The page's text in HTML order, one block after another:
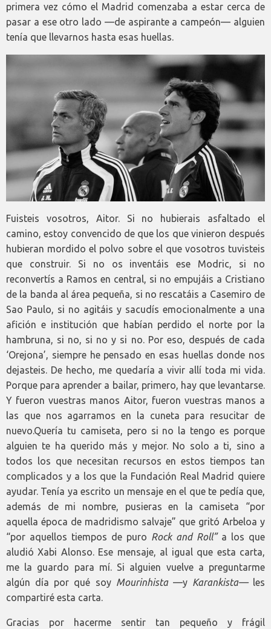
primera vez cómo el Madrid comenzaba a estar cerca de
pasar a ese otro lado —de aspirante a campeón— alguien
tenía que llevarnos hasta esas huellas.
Fuisteis vosotros, Aitor. Si no hubierais asfaltado el
camino, estoy convencido de que los que vinieron después
hubieran mordido el polvo sobre el que vosotros tuvisteis
que construir. Si no os inventáis ese Modric, si no
reconvertís a Ramos en central, si no empujáis a Cristiano
de la banda al área pequeña, si no rescatáis a Casemiro de
Sao Paulo, si no agitáis y sacudís emocionalmente a una
afición e institución que habían perdido el norte por la
hambruna, si no, si no y si no. Por eso, después de cada
‘Orejona’, siempre he pensado en esas huellas donde nos
dejasteis. De hecho, me quedaría a vivir allí toda mi vida.
Porque para aprender a bailar, primero, hay que levantarse.
Y fueron vuestras manos Aitor, fueron vuestras manos a
las que nos agarramos en la cuneta para resucitar de
nuevo.Quería tu camiseta, pero si no la tengo es porque
alguien te ha querido más y mejor. No solo a ti, sino a
todos los que necesitan recursos en estos tiempos tan
complicados y a los que la Fundación Real Madrid quiere
ayudar. Tenía ya escrito un mensaje en el que te pedía que,
además de mi nombre, pusieras en la camiseta “por
aquella época de madridismo salvaje” que gritó Arbeloa y
“por aquellos tiempos de puro Rock and Roll”a los que
aludió Xabi Alonso. Ese mensaje, al igual que esta carta,
me la guardo para mí. Si alguien vuelve a preguntarme
algún día por qué soy Mourinhista—y Karankista—les
compartiré esta carta.
Gracias por hacerme sentir tan pequeño y frágil